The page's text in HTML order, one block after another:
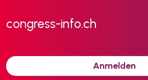
congress-info.ch
Anmelden